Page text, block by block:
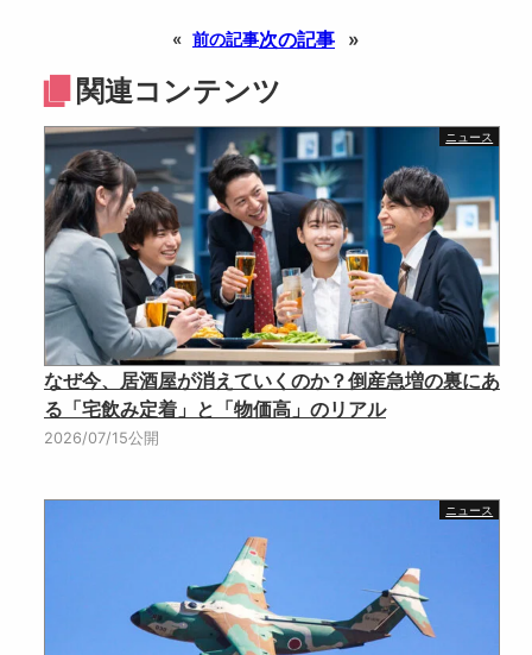
« 前の記事次の記事 »
関連コンテンツ
ニュース
なぜ今、居酒屋が消えていくのか？倒産急増の裏にあ
る「宅飲み定着」と「物価高」のリアル
2026/07/15公開
ニュース